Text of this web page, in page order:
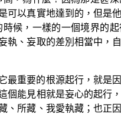
以真實地達到的，但是
候，一樣的一個境界的
、妄取的差別相當中，
重要的根源起行，就是
能見相就是妄心的起行
所藏、我愛執藏；也正